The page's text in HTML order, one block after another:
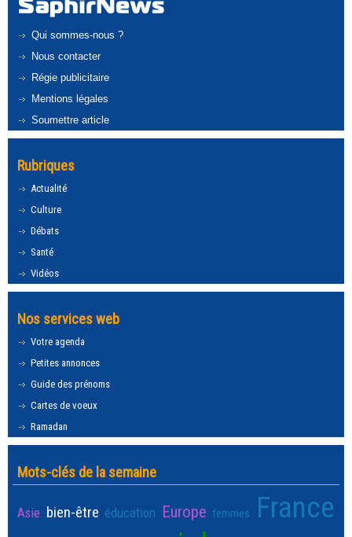
Qui sommes-nous ?
Nous contacter
Régie publicitaire
Mentions légales
Soumettre article
Rubriques
Actualité
Culture
Débats
Santé
Vidéos
Nos services web
Votre agenda
Petites annonces
Guide des prénoms
Cartes de voeux
Ramadan
Mots-clés de la semaine
Asie bien-être éducation Europe femmes France